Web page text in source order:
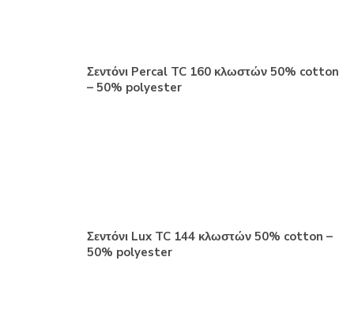
Σεντόνι Percal TC 160 κλωστών 50% cotton
– 50% polyester
Σεντόνι Lux TC 144 κλωστών 50% cotton –
50% polyester